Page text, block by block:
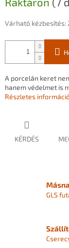
Várható kézbesítés:
A porcelán keret
hanem védelmet is
Részletes
KÉRDÉS
GLS